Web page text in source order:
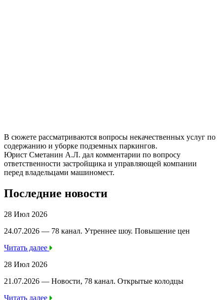
В сюжете рассматриваются вопросы некачественных услуг по
содержанию и уборке подземных паркингов.
Юрист Сметанин А.Л. дал комментарии по вопросу
ответственности застройщика и управляющей компании
перед владельцами машиномест.
Последние новости
28 Июл 2026
24.07.2026 — 78 канал. Утреннее шоу. Повышение цен
Читать далее
28 Июл 2026
21.07.2026 — Новости, 78 канал. Открытые колодцы
Читать далее